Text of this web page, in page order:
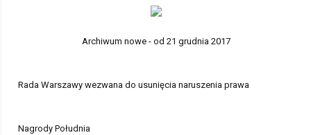
Archiwum nowe - od 21 grudnia 2017
Rada Warszawy wezwana do usunięcia naruszenia prawa
Nagrody Południa